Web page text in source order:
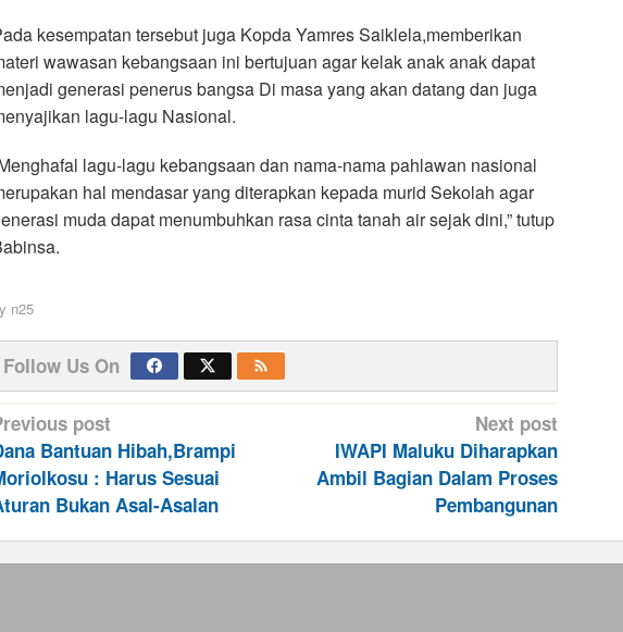
kesempatan tersebut juga Kopda Yamres Saiklela,memberikan
wawasan kebangsaan ini bertujuan agar kelak anak anak dapat
generasi penerus bangsa Di masa yang akan datang dan juga
lagu-lagu Nasional.
lagu-lagu kebangsaan dan nama-nama pahlawan nasional
hal mendasar yang diterapkan kepada murid Sekolah agar
muda dapat menumbuhkan rasa cinta tanah air sejak dini,” tutup
n25
Follow Us On
post
Bantuan Hibah,Brampi
: Harus Sesuai
Bukan Asal-Asalan
Next post
IWAPI Maluku Diharapkan
Ambil Bagian Dalam Proses
Pembangunan